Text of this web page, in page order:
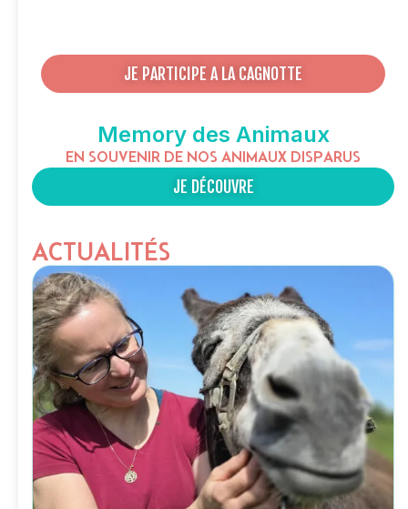
JE PARTICIPE A LA CAGNOTTE
Memory des Animaux
EN SOUVENIR DE NOS ANIMAUX DISPARUS
JE DÉCOUVRE
ACTUALITÉS